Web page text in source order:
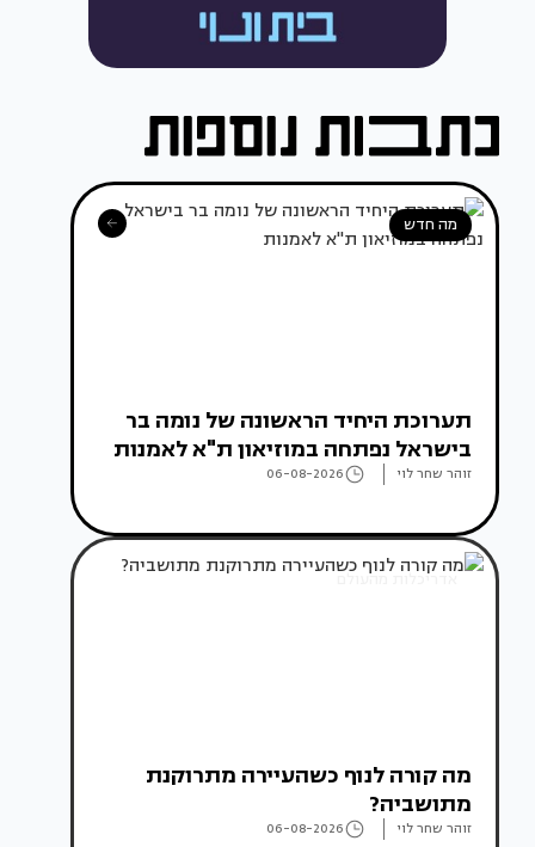
מה חדש
תערוכת היחיד הראשונה של נומה בר
בישראל נפתחה במוזיאון ת"א לאמנות
זוהר שחר לוי 06-08-2026
אדריכלות מהעולם
מה קורה לנוף כשהעיירה מתרוקנת
מתושביה?
זוהר שחר לוי 06-08-2026